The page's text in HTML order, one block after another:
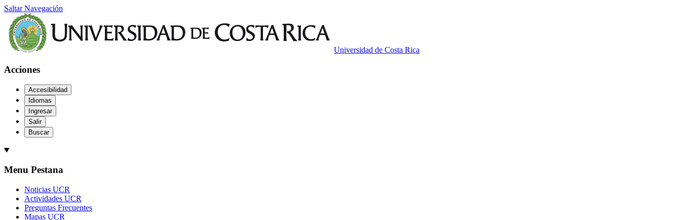
Saltar Navegación
Universidad de Costa Rica
Acciones
Accesibilidad
Idiomas
Ingresar
Salir
Buscar
Menu Pestana
Noticias UCR
Actividades UCR
Preguntas Frecuentes
Mapas UCR